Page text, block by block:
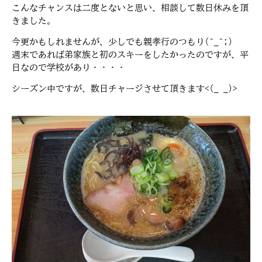
こんなチャンスは二度とないと思い、相談して数日休みを頂
きました。
今更かもしれませんが、少しでも親孝行のつもり(^_^;)
週末であれば弟家族と初のスキーをしたかったのですが、平
日なので学校があり・・・・
シーズン中ですが、数日チャージさせて頂きます<(_ _)>